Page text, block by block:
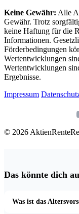
Keine Gewähr: Alle
Gewähr. Trotz
keine Haftung für die
Informationen.
Förderbedingungen
Wertentwicklungen
Wertentwicklungen
Ergebnisse.
Impressum
© 2026
Das könnte dich
Was ist das